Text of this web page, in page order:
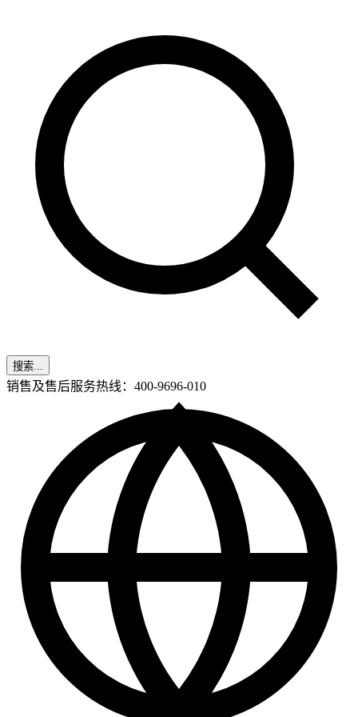
搜索...
销售及售后服务热线：400-9696-010